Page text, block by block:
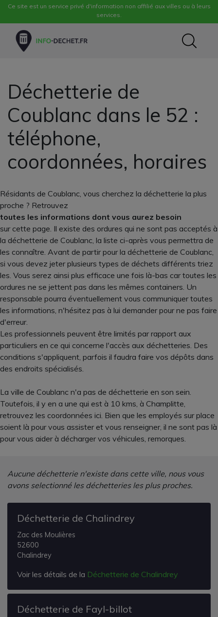
Ce site est un service privé d'information non affilié aux villes ou à leurs
services.
Déchetterie de
Coublanc dans le 52 :
téléphone,
coordonnées, horaires
Résidants de Coublanc, vous cherchez la déchetterie la plus
proche ? Retrouvez
toutes les informations dont vous aurez besoin
sur cette page. Il existe des ordures qui ne sont pas acceptés à
la déchetterie de Coublanc, la liste ci-après vous permettra de
les connaître. Avant de partir pour la déchetterie de Coublanc,
si vous devez jeter plusieurs types de déchets différents triez
les. Vous serez ainsi plus efficace une fois là-bas car toutes les
ordures ne se jettent pas dans les mêmes containers. Un
responsable pourra éventuellement vous communiquer toutes
les informations, n'hésitez pas à lui demander pour ne pas faire
d'erreur.
Les professionnels peuvent être limités par rapport aux
particuliers en ce qui concerne l'accès aux déchetteries. Des
conditions s'appliquent, parfois il faudra faire vos dépôts dans
des endroits spécialisés.
La ville de Coublanc n'a pas de déchetterie en son sein.
Toutefois, il y en a une qui est à 10 kms, à Champlitte,
retrouvez les coordonnées ici. Bien que les employés sur place
soient là pour vous assister et vous renseigner, il ne sont pas là
pour vous aider à décharger vos véhicules, remorques.
Aucune déchetterie n'existe dans cette ville, nous vous
avons selectionné les déchetteries les plus proches.
Déchetterie de Chalindrey
Zac des Moulières
52600
Chalindrey
Voir les détails de la Déchetterie de Chalindrey
Déchetterie de Fayl-billot